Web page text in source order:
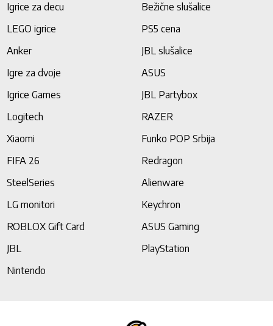
Igrice za decu
Bežične slušalice
LEGO igrice
PS5 cena
Anker
JBL slušalice
Igre za dvoje
ASUS
Igrice Games
JBL Partybox
Logitech
RAZER
Xiaomi
Funko POP Srbija
FIFA 26
Redragon
SteelSeries
Alienware
LG monitori
Keychron
ROBLOX Gift Card
ASUS Gaming
JBL
PlayStation
Nintendo